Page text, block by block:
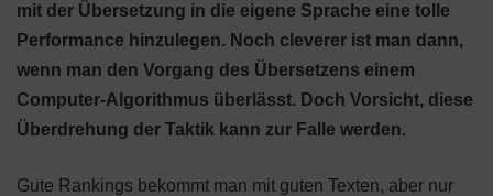
mit der Übersetzung in die eigene Sprache eine tolle
Performance hinzulegen. Noch cleverer ist man dann,
wenn man den Vorgang des Übersetzens einem
Computer-Algorithmus überlässt. Doch Vorsicht, diese
Überdrehung der Taktik kann zur Falle werden.
Gute Rankings bekommt man mit guten Texten, aber nur